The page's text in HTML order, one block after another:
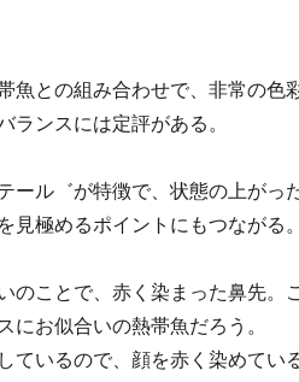
魚との組み合わせで、非常の色
ランスには定評がある。
ール゛が特徴で、状態の上がっ
見極めるポイントにもつながる。
のことで、赤く染まった鼻先。
にお似合いの熱帯魚だろう。
ているので、顔を赤く染めてい